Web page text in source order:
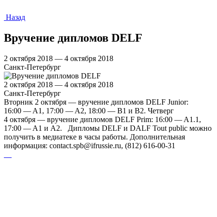
Назад
Вручение дипломов DELF
2 октября 2018 — 4 октября 2018
Санкт-Петербург
2 октября 2018 — 4 октября 2018
Санкт-Петербург
Вторник 2 октября — вручение дипломов DELF Junior:
16:00 — A1, 17:00 — A2, 18:00 — B1 и B2. Четверг
4 октября — вручение дипломов DELF Prim: 16:00 — A1.1,
17:00 — A1 и A2. Дипломы DELF и DALF Tout public можно
получить в медиатеке в часы работы. Дополнительная
информация: contact.spb@ifrussie.ru, (812) 616-00-31